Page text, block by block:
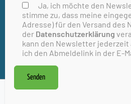
Newsletter-
Anmeldung
Stadtmarketing Bad
Vilbel e.V.
Bitte lasse dieses Feld leer
Ja, ich möchte den
stimme zu, dass meine
Adresse) für den Versand des
der Datenschutzerklärung
kann den Newsletter
ich den Abmeldelink in der E-
Senden